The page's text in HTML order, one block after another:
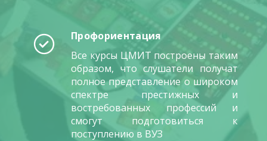
Профориентация
Все курсы ЦМИТ построены таким
образом, что слушатели получат
полное представление о широком
спектре престижных и
востребованных профессий и
смогут подготовиться к
поступлению в ВУЗ